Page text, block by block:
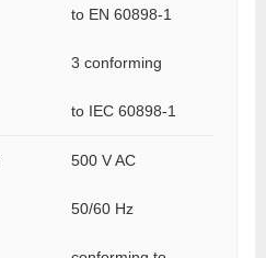
to EN 60898-1
3 conforming
to IEC 60898-1
500 V AC
50/60 Hz